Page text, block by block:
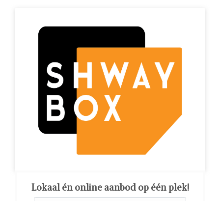
Lokaal én online aanbod op één plek!